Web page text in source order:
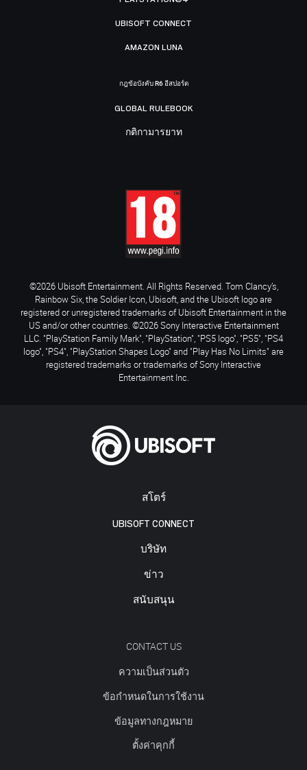
สโตร์
UBISOFT CONNECT
บริษัท
ข่าว
สนับสนุน
CONTACT US
ความเป็นส่วนตัว
ข้อกำหนดในการใช้งาน
ข้อมูลทางกฎหมาย
ตั้งค่าคุกกี้
UBISOFT CONNECT
AMAZON LUNA
กฎข้อบังคับ R6 อีสปอร์ต
GLOBAL RULEBOOK
กติกามารยาท
©2026 Ubisoft Entertainment. All Rights Reserved. Tom Clancy’s,
Rainbow Six, the Soldier Icon, Ubisoft, and the Ubisoft logo are
registered or unregistered trademarks of Ubisoft Entertainment in the
US and/or other countries. ©2026 Sony Interactive Entertainment
LLC. "PlayStation Family Mark", "PlayStation", "PS5 logo", "PS5", "PS4
logo", "PS4", "PlayStation Shapes Logo" and "Play Has No Limits" are
registered trademarks or trademarks of Sony Interactive
Entertainment Inc.